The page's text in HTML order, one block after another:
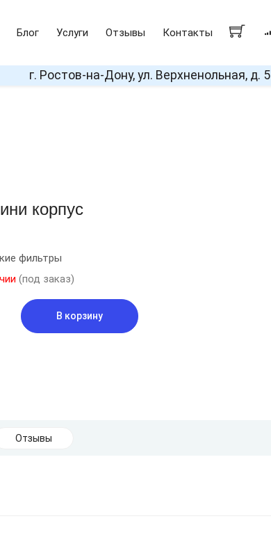
Блог Услуги Отзывы Контакты
г. Ростов-на-Дону, ул. Верхненольная, д. 5
корпус
фильтры
(под заказ)
В корзину
Отзывы